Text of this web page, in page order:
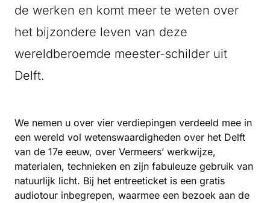
de werken en komt meer te weten over
het bijzondere leven van deze
wereldberoemde meester-schilder uit
Delft.
We nemen u over vier verdiepingen verdeeld mee in
een wereld vol wetenswaardigheden over het Delft
van de 17e eeuw, over Vermeers’ werkwijze,
materialen, technieken en zijn fabuleuze gebruik van
natuurlijk licht. Bij het entreeticket is een gratis
audiotour inbegrepen, waarmee een bezoek aan de